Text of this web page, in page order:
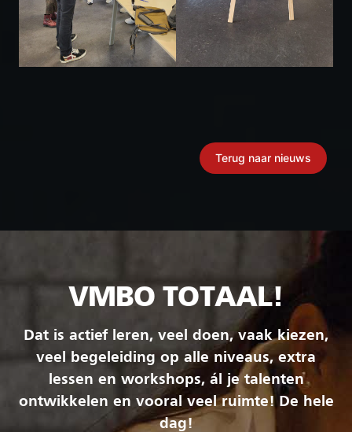
Terug naar nieuws
VMBO TOTAAL!
Dat is actief leren, veel doen, vaak kiezen,
veel begeleiding op alle niveaus, extra
lessen en workshops, ál je talenten
ontwikkelen en vooral veel ruimte! De hele
dag!